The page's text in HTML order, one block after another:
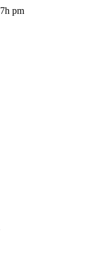
pm